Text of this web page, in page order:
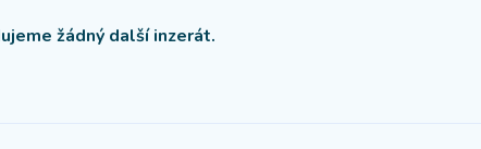
žádný další inzerát.